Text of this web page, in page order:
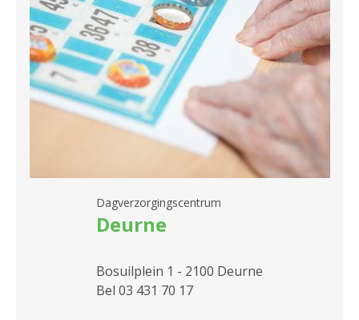
Dagverzorgingscentrum
Deurne
Bosuilplein 1 - 2100 Deurne
Bel 03 431 70 17